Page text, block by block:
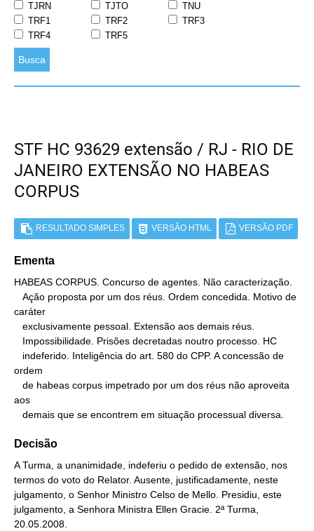
TJRN
TJTO
TNU
TRF1
TRF2
TRF3
TRF4
TRF5
Busca
STF HC 93629 extensão / RJ - RIO DE
JANEIRO EXTENSÃO NO HABEAS
CORPUS
RESULTADO SIMPLES VERSÃO HTML VERSÃO PDF
Ementa
HABEAS CORPUS. Concurso de agentes. Não caracterização.
caráter
ordem
aos
   demais que se encontrem em situação processual diversa.
Decisão
A Turma, a unanimidade, indeferiu o pedido de extensão, nos
termos do voto do Relator. Ausente, justificadamente, neste
julgamento, o Senhor Ministro Celso de Mello. Presidiu, este
julgamento, a Senhora Ministra Ellen Gracie. 2ª Turma,
20.05.2008.